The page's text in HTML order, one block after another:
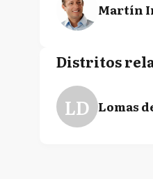
Martín
Distritos
LD Lomas